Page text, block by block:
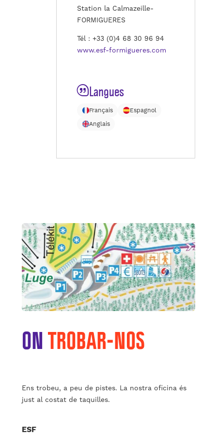
Station la Calmazeille-
FORMIGUERES
Tél : +33 (0)4 68 30 96 94
www.esf-formigueres.com
Langues
Français
Espagnol
Anglais
ONTROBAR-NOS
Ens trobeu, a peu de pistes. La nostra oficina és
just al costat de taquilles.
ESF